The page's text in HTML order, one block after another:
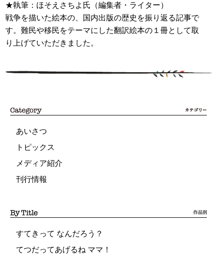
★執筆：ほそえさちよ氏（編集者・ライター）
戦争を描いた絵本の、国内出版の歴史を振り返る記事で
す。難民や移民をテーマにした翻訳絵本の１冊として取
り上げていただきました。
あいさつ
トピックス
メディア紹介
刊行情報
すてきって なんだろう？
てつだってあげるね ママ！